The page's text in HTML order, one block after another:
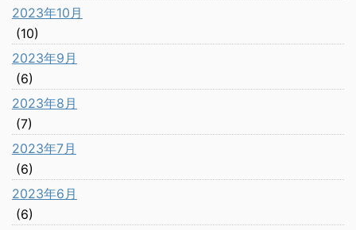
2023年10月
(10)
2023年9月
(6)
2023年8月
(7)
2023年7月
(6)
2023年6月
(6)